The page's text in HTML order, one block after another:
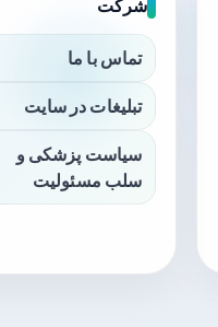
شرکت
تماس با ما
تبلیغات در سایت
سیاست پزشکی و
سلب مسئولیت